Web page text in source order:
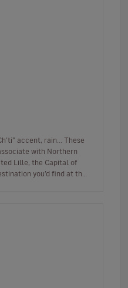
accent, rain... These
with Northern
Lille, the Capital of
you’d find at the